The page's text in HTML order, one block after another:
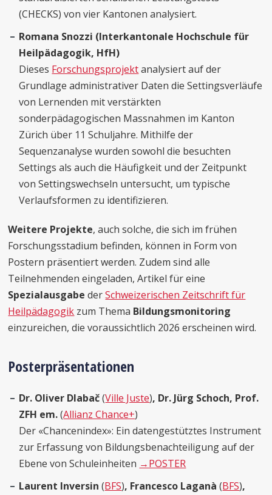
(CHECKS) von vier Kantonen analysiert.
Romana Snozzi (Interkantonale Hochschule für
Heilpädagogik, HfH)
Dieses Forschungsprojektanalysiert auf der
Grundlage administrativer Daten die Settingsverläufe
von Lernenden mit verstärkten
sonderpädagogischen Massnahmen im Kanton
Zürich über 11 Schuljahre. Mithilfe der
Sequenzanalyse wurden sowohl die besuchten
Settings als auch die Häufigkeit und der Zeitpunkt
von Settingswechseln untersucht, um typische
Verlaufsformen zu identifizieren.
Weitere Projekte, auch solche, die sich im frühen
Forschungsstadium befinden, können in Form von
Postern präsentiert werden. Zudem sind alle
Teilnehmenden eingeladen, Artikel für eine
Spezialausgabe derSchweizerischen Zeitschrift für
Heilpädagogik zum Thema Bildungsmonitoring
einzureichen, die voraussichtlich 2026 erscheinen wird.
Posterpräsentationen
Dr. Oliver Dlabač(Ville Juste), Dr. Jürg Schoch, Prof.
ZFH em.(Allianz Chance+)
Der «Chancenindex»: Ein datengestütztes Instrument
zur Erfassung von Bildungsbenachteiligung auf der
Ebene von Schuleinheiten →POSTER
Laurent Inversin(BFS), Francesco Laganà(BFS),